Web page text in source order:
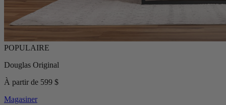
Douglas Original
À partir de 599 $
Magasiner